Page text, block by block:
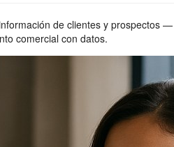
de clientes y prospectos
comercial con datos.